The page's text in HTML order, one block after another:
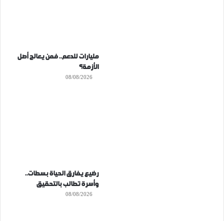
مليارات للدعم.. فمن يعالج أصل
الأزمة؟
08/08/2026
رضيع يفارق الحياة بسطات..
وأسرة تطالب بالتحقيق
08/08/2026